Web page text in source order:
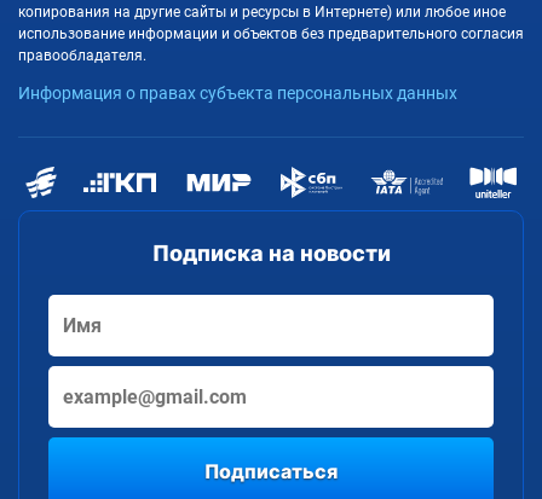
Подписка на новости
Подписаться
копирования на другие сайты и ресурсы в Интернете) или любое иное
использование информации и объектов без предварительного согласия
правообладателя.
Информация о правах субъекта персональных данных